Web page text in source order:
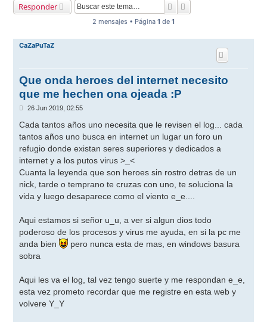
Responder Buscar
2 mensajes • Página 1 de 1
CaZaPuTaZ
Que onda heroes del internet necesito
que me hechen ona ojeada :P
M
n
a
j
e
26 Jun 2019, 02:55
Cada tantos años uno necesita que le revisen el log... cada
tantos años uno busca en internet un lugar un foro un
refugio donde existan seres superiores y dedicados a
internet y a los putos virus >_<
Cuanta la leyenda que son heroes sin rostro detras de un
nick, tarde o temprano te cruzas con uno, te soluciona la
vida y luego desaparece como el viento e_e....
Aqui estamos si señor u_u, a ver si algun dios todo
poderoso de los procesos y virus me ayuda, en si la pc me
anda bien
pero nunca esta de mas, en windows basura
sobra
Aqui les va el log, tal vez tengo suerte y me respondan e_e,
esta vez prometo recordar que me registre en esta web y
volvere Y_Y